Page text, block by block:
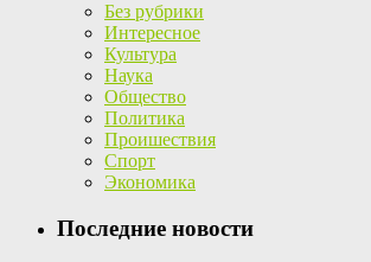
Без рубрики
Интересное
Культура
Наука
Общество
Политика
Проишествия
Спорт
Экономика
Последние новости